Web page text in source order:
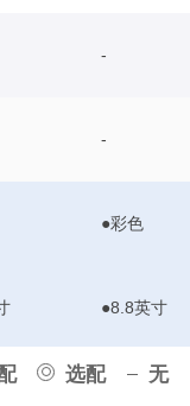
选配 无
-
-
●彩色
●8.8英寸